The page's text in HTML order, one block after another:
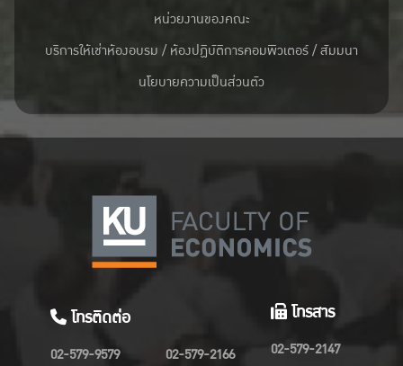
หน่วยงานของคณะ
บริการให้เช่าห้องอบรม / ห้องปฏิบัติการคอมพิวเตอร์ / สัมมนา
นโยบายความเป็นส่วนตัว
โทรติดต่อ
02-579-9579 02-579-2166
โทรสาร
02-579-2147